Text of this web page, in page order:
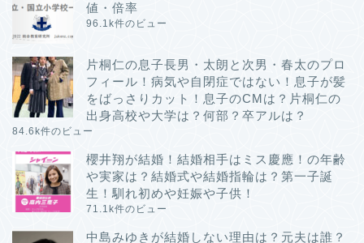
値・倍率
96.1k件のビュー
片桐仁の息子長男・太朗と次男・春太のプロ
フィール！病気や自閉症ではない！息子が髪
をばっさりカット！息子のCMは？片桐仁の
出身高校や大学は？何部？卒アルは？
84.6k件のビュー
櫻井翔が結婚！結婚相手はミス慶應！の年齢
や実家は？結婚式や結婚指輪は？第一子誕
生！馴れ初めや妊娠や子供！
71.1k件のビュー
中島みゆきが結婚しない理由は？元夫は誰？